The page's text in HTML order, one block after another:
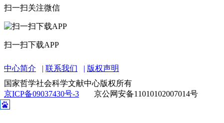
扫一扫关注微信
扫一扫下载APP
中心简介 联系我们
版权声明
国家哲学社会科学文献中心版权所有
京ICP备09037430号-3
京公网安备11010102007014号